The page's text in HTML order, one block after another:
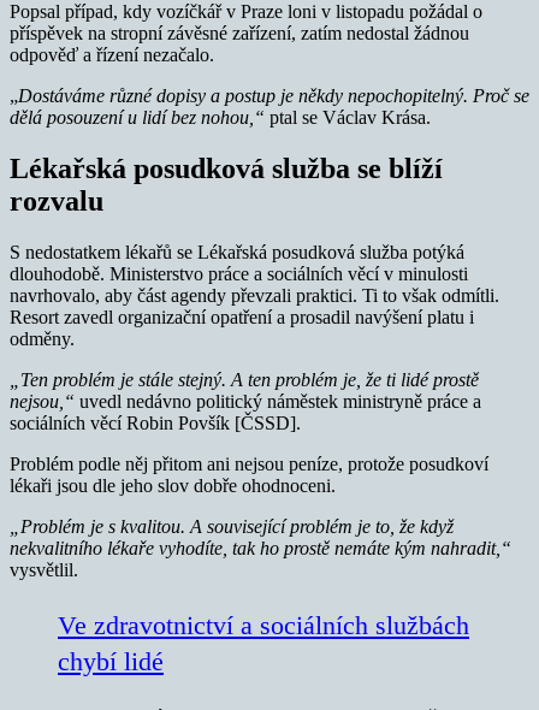
Popsal případ, kdy vozíčkář v Praze loni v listopadu požádal o
příspěvek na stropní závěsné zařízení, zatím nedostal žádnou
odpověď a řízení nezačalo.
„Dostáváme různé dopisy a postup je někdy nepochopitelný. Proč se
dělá posouzení u lidí bez nohou,“ ptal se Václav Krása.
Lékařská posudková služba se blíží
rozvalu
S nedostatkem lékařů se Lékařská posudková služba potýká
dlouhodobě. Ministerstvo práce a sociálních věcí v minulosti
navrhovalo, aby část agendy převzali praktici. Ti to však odmítli.
Resort zavedl organizační opatření a prosadil navýšení platu i
odměny.
„Ten problém je stále stejný. A ten problém je, že ti lidé prostě
nejsou,“ uvedl nedávno politický náměstek ministryně práce a
sociálních věcí Robin Povšík [ČSSD].
Problém podle něj přitom ani nejsou peníze, protože posudkoví
lékaři jsou dle jeho slov dobře ohodnoceni.
„Problém je s kvalitou. A související problém je to, že když
nekvalitního lékaře vyhodíte, tak ho prostě nemáte kým nahradit,“
vysvětlil.
Ve zdravotnictví a sociálních službách
chybí lidé